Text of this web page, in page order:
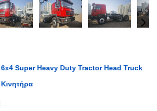
6x4 Super Heavy Duty Tractor Head Truck